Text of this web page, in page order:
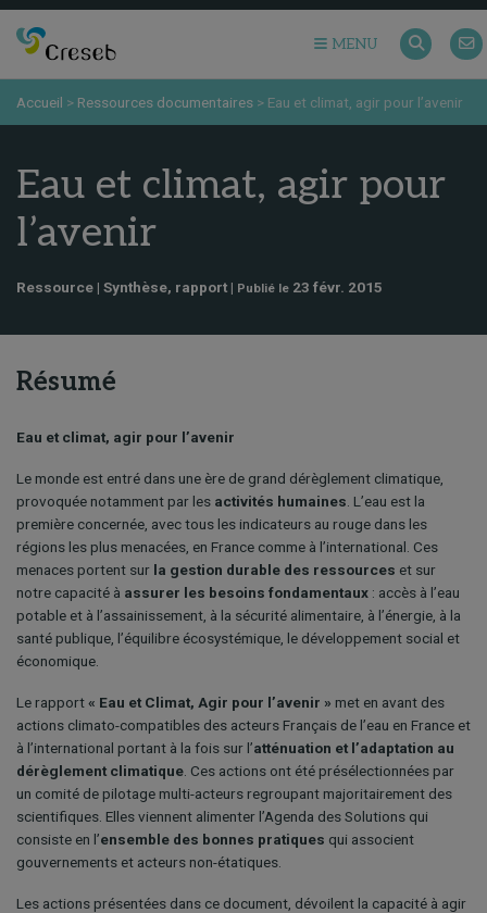
MENU
Accueil > Ressources documentaires > Eau et climat, agir pour l’avenir
Eau et climat, agir pour
l’avenir
Ressource | Synthèse, rapport | Publié le 23 févr. 2015
Résumé
Eau et climat, agir pour l’avenir
Le monde est entré dans une ère de grand dérèglement climatique,
provoquée notamment par les activités humaines . L’eau est la
première concernée, avec tous les indicateurs au rouge dans les
régions les plus menacées, en France comme à l’international. Ces
menaces portent sur la gestion durable des ressources et sur
notre capacité à assurer les besoins fondamentaux : accès à l’eau
potable et à l’assainissement, à la sécurité alimentaire, à l’énergie, à la
santé publique, l’équilibre écosystémique, le développement social et
économique.
Le rapport« Eau et Climat, Agir pour l’avenir » met en avant des
actions climato-compatibles des acteurs Français de l’eau en France et
à l’international portant à la fois sur l’atténuation et l’adaptation au
dérèglement climatique . Ces actions ont été présélectionnées par
un comité de pilotage multi-acteurs regroupant majoritairement des
scientifiques. Elles viennent alimenter l’Agenda des Solutions qui
consiste en l’ensemble des bonnes pratiques qui associent
gouvernements et acteurs non-étatiques.
Les actions présentées dans ce document, dévoilent la capacité à agir